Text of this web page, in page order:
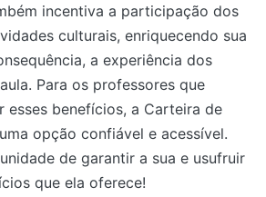
incentiva a participação dos
culturais, enriquecendo sua
a experiência dos
Para os professores que
esses benefícios, a Carteira de
opção confiável e acessível.
de garantir a sua e usufruir
que ela oferece!